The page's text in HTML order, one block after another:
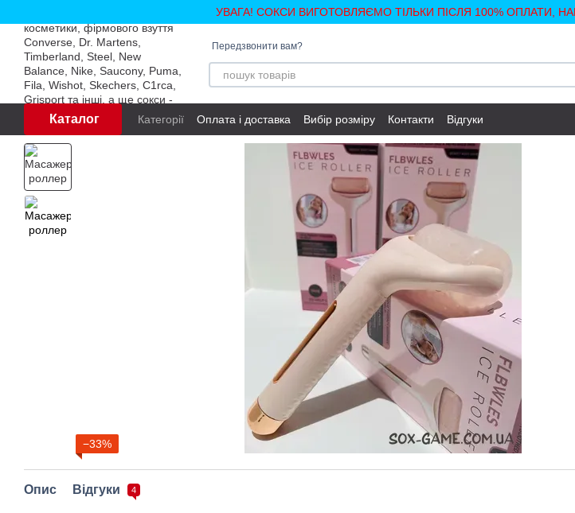
УВАГА! СОКСИ ВИГОТОВЛЯЄМО ТІЛЬКИ ПІСЛЯ 100% ОПЛАТИ,
Передзвонити вам?
Каталог Категорії Оплата і доставка Вибір розміру Контакти Відгуки
−33%
Опис Відгуки 4